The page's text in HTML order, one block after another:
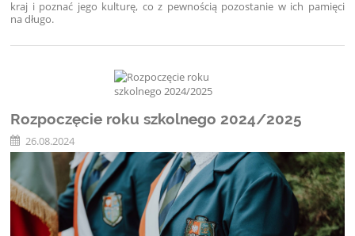
kraj i poznać jego kulturę, co z pewnością pozostanie w ich pamięci
na długo.
Rozpoczęcie roku szkolnego 2024/2025
26.08.2024